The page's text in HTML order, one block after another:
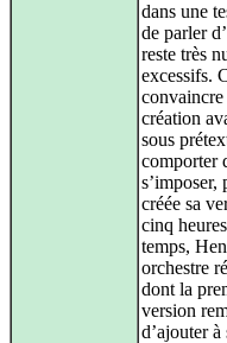
dans une
de parler d’
reste très
excessifs.
création
sous
comporter
s’imposer,
créée sa
cinq
temps,
orchestre
dont la
version
d’ajouter